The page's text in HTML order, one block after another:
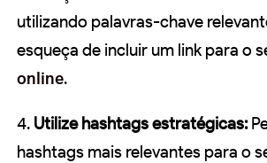
utilizando palavras-chave
esqueça de incluir um link para o
online.
4. Utilize hashtags estratégicas:
hashtags mais relevantes para o